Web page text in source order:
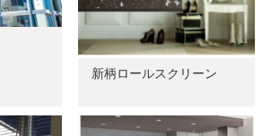
新柄ロールスクリーン